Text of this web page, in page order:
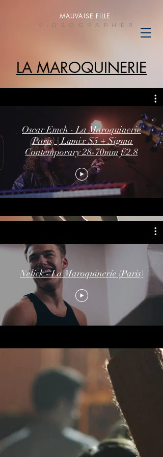
MAUVAISE FILLE
VIDEOGRAPHER
LA MAROQUINERIE
Oscar Emch - La Maroquinerie
(Paris) | Lumix S5 + Sigma
Contemporary 28-70mm f/2.8
Nelick - La Maroquinerie (Paris)